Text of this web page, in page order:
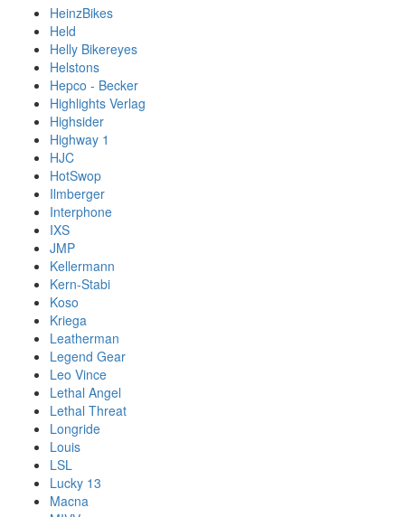
HeinzBikes
Held
Helly Bikereyes
Helstons
Hepco - Becker
Highlights Verlag
Highsider
Highway 1
HJC
HotSwop
Ilmberger
Interphone
IXS
JMP
Kellermann
Kern-Stabi
Koso
Kriega
Leatherman
Legend Gear
Leo Vince
Lethal Angel
Lethal Threat
Longride
Louis
LSL
Lucky 13
Macna